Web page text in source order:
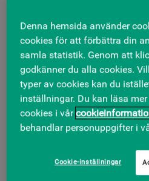
Hall 7
15 MARS, 2021
Under hösten lanserade
moderniseringen av den före
Hall 7 i Västra hamnen.
på kort tid har fem nya
Denna hemsida använder
cookies för att förbättra din
samla statistik. Genom att
godkänner du alla cookies.
typer av cookies kan du
inställningar. Du kan läsa
cookies i vår
behandlar personuppgifter i
Cookie-inställningar